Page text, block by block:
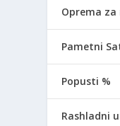
Oprema
Pametni
Popusti %
Rashladni